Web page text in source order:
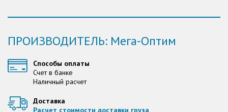
ПРОИЗВОДИТЕЛЬ: Мега-Оптим
Способы оплаты
Счет в банке
Наличный расчет
Доставка
Расчет стоимости доставки груза